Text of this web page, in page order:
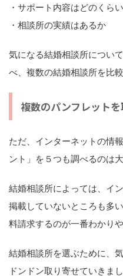
・サポート内容はどのくら
・相談所の実績はあるか
気になる結婚相談所につい
べ、複数の結婚相談所を比
複数のパンフレット
ただ、インターネットの情
ント」を５つも調べるのは
結婚相談所によっては、イ
掲載していないところも多
料請求するのが一番わかりや
結婚相談所を選ぶために、
ドンドン取り寄せていきまし